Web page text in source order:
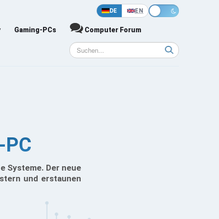
DE EN
Gaming-PCs Computer Forum
Systeme. Der neue
und erstaunen